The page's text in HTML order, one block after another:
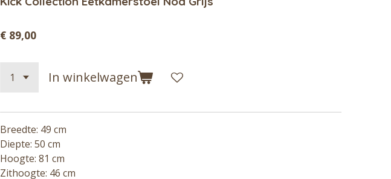
€ 89,00
In winkelwagen
Breedte: 49 cm
Diepte: 50 cm
Hoogte: 81 cm
Zithoogte: 46 cm